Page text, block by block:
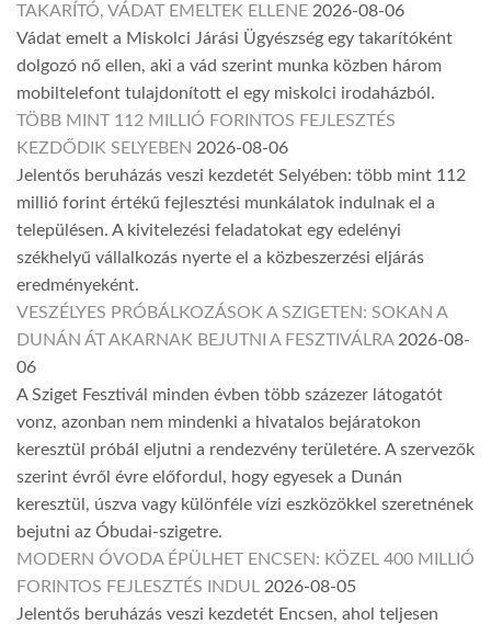
TAKARÍTÓ, VÁDAT EMELTEK ELLENE 2026-08-06
Vádat emelt a Miskolci Járási Ügyészség egy takarítóként
dolgozó nő ellen, aki a vád szerint munka közben három
mobiltelefont tulajdonított el egy miskolci irodaházból.
TÖBB MINT 112 MILLIÓ FORINTOS FEJLESZTÉS
KEZDŐDIK SELYEBEN 2026-08-06
Jelentős beruházás veszi kezdetét Selyében: több mint 112
millió forint értékű fejlesztési munkálatok indulnak el a
településen. A kivitelezési feladatokat egy edelényi
székhelyű vállalkozás nyerte el a közbeszerzési eljárás
eredményeként.
VESZÉLYES PRÓBÁLKOZÁSOK A SZIGETEN: SOKAN A
DUNÁN ÁT AKARNAK BEJUTNI A FESZTIVÁLRA 2026-08-
06
A Sziget Fesztivál minden évben több százezer látogatót
vonz, azonban nem mindenki a hivatalos bejáratokon
keresztül próbál eljutni a rendezvény területére. A szervezők
szerint évről évre előfordul, hogy egyesek a Dunán
keresztül, úszva vagy különféle vízi eszközökkel szeretnének
bejutni az Óbudai-szigetre.
MODERN ÓVODA ÉPÜLHET ENCSEN: KÖZEL 400 MILLIÓ
FORINTOS FEJLESZTÉS INDUL 2026-08-05
Jelentős beruházás veszi kezdetét Encsen, ahol teljesen